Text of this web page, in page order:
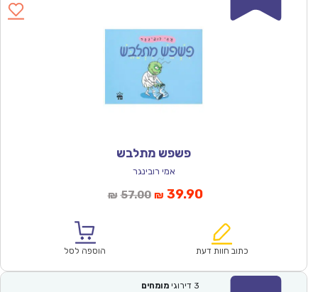
פשפש מתלבש
אמי רובינגר
₪ 57.00המחיר
₪57.00.
₪ 39.90המחיר
הוא:
כתוב חוות דעת הוספה לסל
3 דירוגי מומחים